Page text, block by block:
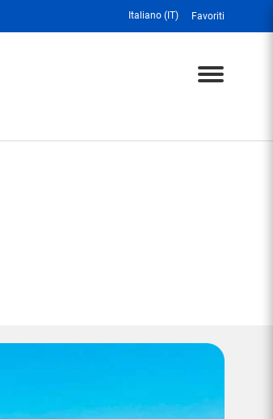
Favoriti
Italiano (IT)
Menu